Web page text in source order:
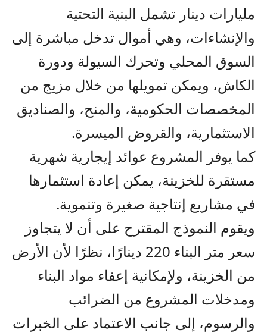
مليارات دينار تشمل البنية التحتية
والإنشاءات، وهي أموال تدخل مباشرة إلى
السوق المحلي وتحرك السيولة ودورة
الكاش، ويمكن تمويلها من خلال مزيج من
المخصصات الحكومية، والمنح، والصناديق
الاستثمارية، والقروض الميسرة.
كما يوفر المشروع عوائد إيجارية شهرية
مستقرة للخزينة، يمكن إعادة استثمارها
في مشاريع إنتاجية صغيرة وتنموية.
ويقوم النموذج المقترح على أن لا يتجاوز
سعر متر البناء 220 دينارًا، نظرًا لأن الأرض
من الخزينة، ولإمكانية إعفاء مواد البناء
ومدخلات المشروع من الضرائب
والرسوم، إلى جانب الاعتماد على الخبرات